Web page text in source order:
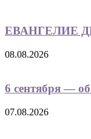
ЕВАНГЕЛИЕ
08.08.2026
6 сентября —
07.08.2026